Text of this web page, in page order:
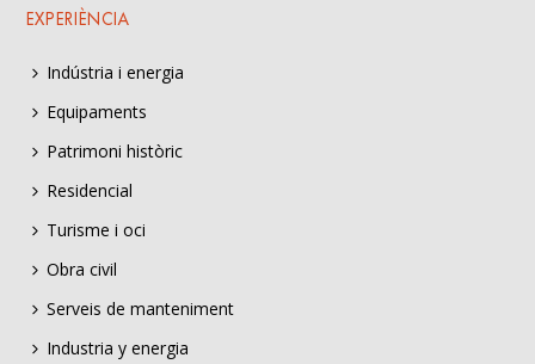
EXPERIÈNCIA
Indústria i energia
Equipaments
Patrimoni històric
Residencial
Turisme i oci
Obra civil
Serveis de manteniment
Industria y energia